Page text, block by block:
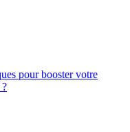
pour booster votre